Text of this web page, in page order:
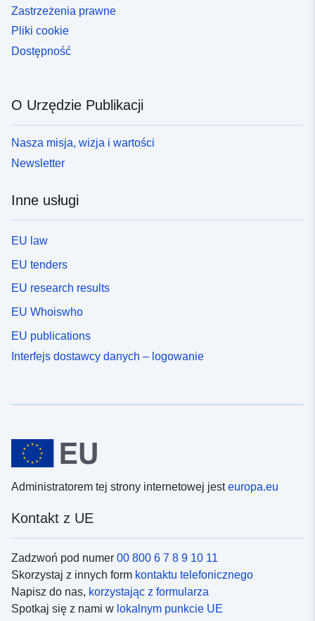
Zastrzeżenia prawne
Pliki cookie
Dostępność
O Urzędzie Publikacji
Nasza misja, wizja i wartości
Newsletter
Inne usługi
EU law
EU tenders
EU research results
EU Whoiswho
EU publications
Interfejs dostawcy danych – logowanie
Administratorem tej strony internetowej jesteuropa.eu
Kontakt z UE
Zadzwoń pod numer 00 800 6 7 8 9 10 11
Skorzystaj z innych form kontaktu telefonicznego
Napisz do nas, korzystając z formularza
Spotkaj się z nami w lokalnym punkcie UE